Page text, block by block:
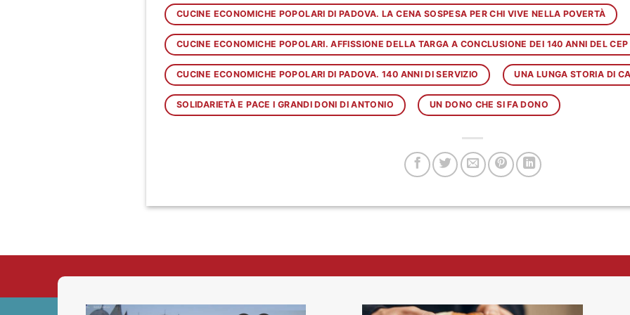
CUCINE ECONOMICHE POPOLARI DI PADOVA. LA CENA SOSPESA PER CHI VIVE NELLA POVERTÀ
CUCINE ECONOMICHE POPOLARI. AFFISSIONE DELLA TARGA A CONCLUSIONE DEI 140 ANNI DEL CEP
CUCINE ECONOMICHE POPOLARI DI PADOVA. 140 ANNI DI SERVIZIO UNA LUNGA STORIA DI
SOLIDARIETÀ E PACE I GRANDI DONI DI ANTONIO UN DONO CHE SI FA DONO